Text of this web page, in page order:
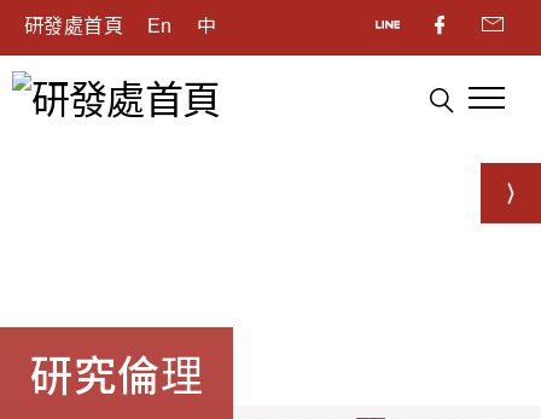
研發處首頁 En 中
研究倫理